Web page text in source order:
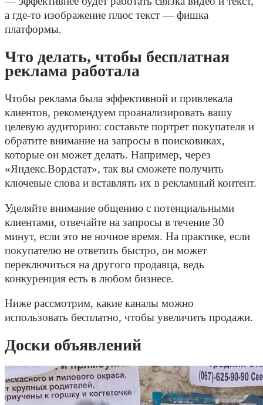
а где-то изображение плюс текст — фишка
платформы.
Что делать, чтобы бесплатная
реклама работала
Чтобы реклама была эффективной и привлекала
клиентов, рекомендуем проанализировать вашу
целевую аудиторию: составьте портрет покупателя и
обратите внимание на запросы в поисковиках,
которые он может делать. Например, через
«Яндекс.Вордстат», так вы сможете получить
ключевые слова и вставлять их в рекламный контент.
Уделяйте внимание общению с потенциальными
клиентами, отвечайте на запросы в течение 30
минут, если это не ночное время. На практике, если
покупателю не ответить быстро, он может
переключиться на другого продавца, ведь
конкуренция есть в любом бизнесе.
Ниже рассмотрим, какие каналы можно
использовать бесплатно, чтобы увеличить продажи.
Доски объявлений